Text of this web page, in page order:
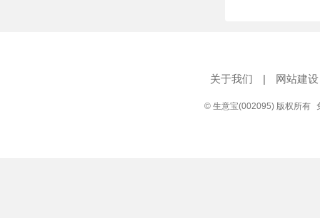
关于我们 | 网站建设
© 生意宝(002095) 版权所有